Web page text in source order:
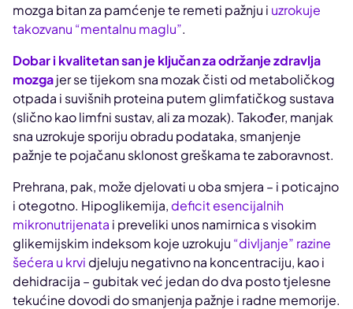
mozga bitan za pamćenje te remeti pažnju i uzrokuje
takozvanu “mentalnu maglu”.
Dobar i kvalitetan san je ključan za održanje zdravlja
mozgajer se tijekom sna mozak čisti od metaboličkog
otpada i suvišnih proteina putem glimfatičkog sustava
(slično kao limfni sustav, ali za mozak). Također, manjak
sna uzrokuje sporiju obradu podataka, smanjenje
pažnje te pojačanu sklonost greškama te zaboravnost.
Prehrana, pak, može djelovati u oba smjera – i poticajno
i otegotno. Hipoglikemija, deficit esencijalnih
mikronutrijenata i preveliki unos namirnica s visokim
glikemijskim indeksom koje uzrokuju “divljanje” razine
šećera u krvi djeluju negativno na koncentraciju, kao i
dehidracija – gubitak već jedan do dva posto tjelesne
tekućine dovodi do smanjenja pažnje i radne memorije.